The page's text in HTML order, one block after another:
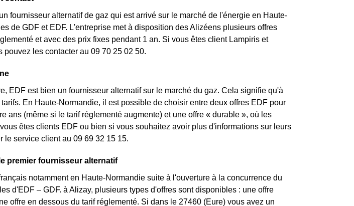
fournisseur alternatif de gaz qui est arrivé sur le marché de l'énergie en Haute-
de GDF et EDF. L'entreprise met à disposition des Alizéens plusieurs offres
et avec des prix fixes pendant 1 an. Si vous êtes client Lampiris et
les contacter au 09 70 25 02 50.
EDF est bien un fournisseur alternatif sur le marché du gaz. Cela signifie qu'à
En Haute-Normandie, il est possible de choisir entre deux offres EDF pour
ans (même si le tarif réglementé augmente) et une offre « durable », où les
êtes clients EDF ou bien si vous souhaitez avoir plus d'informations sur leurs
le service client au 09 69 32 15 15.
premier fournisseur alternatif
notamment en Haute-Normandie suite à l'ouverture à la concurrence du
d'EDF – GDF. à Alizay, plusieurs types d'offres sont disponibles : une offre
offre en dessous du tarif réglementé. Si dans le 27460 (Eure) vous avez un